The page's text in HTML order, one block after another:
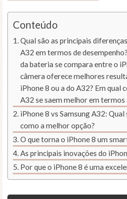
Conteúdo
Qual são as principais
A32 em termos de
da bateria se compara entre o
câmera oferece melhores
iPhone 8 ou a do A32? Em qual
A32 se saem melhor em
iPhone 8 vs Samsung A32:
como a melhor opção?
O que torna o iPhone 8 um
As principais inovações do
Por que o iPhone 8 é uma